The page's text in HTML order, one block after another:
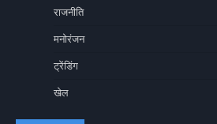
राजनीति
मनोरंजन
ट्रेंडिंग
खेल